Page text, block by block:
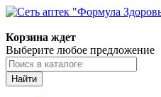
Корзина ждет
Выберите любое предложение
Найти